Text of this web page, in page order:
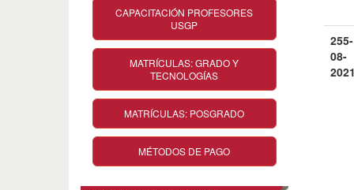
CAPACITACIÓN PROFESORES
USGP
MATRÍCULAS: GRADO Y
TECNOLOGÍAS
MATRÍCULAS: POSGRADO
MÉTODOS DE PAGO
255-
08-
2021